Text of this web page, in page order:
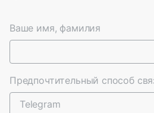
Ваше имя, фамилия
Telegram
Предпочтительный способ